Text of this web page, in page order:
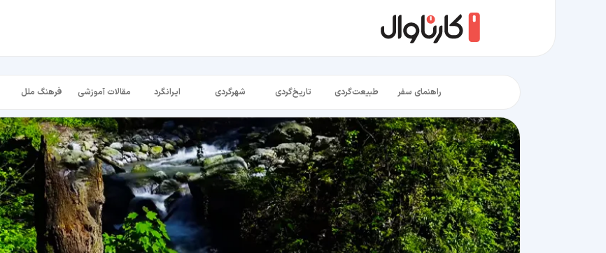
راهنمای سفر طبیعت‌گردی تاریخ‌گردی شهرگردی ایرانگرد مقالات آموزشی فرهنگ ملل